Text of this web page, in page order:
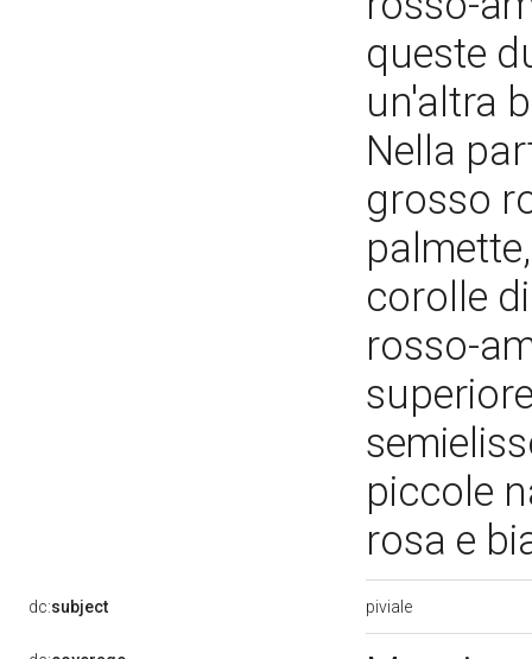
queste
un'altra
Nella
grosso
corolle
rosso-
piccole
rosa e
dc:subject piviale